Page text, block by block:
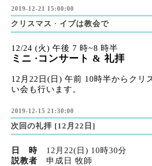
2019-12-21 15:00:00
クリスマス ∙ イブは教会で
12/24 (火) 午後 7 時~8 時半
ミニ ∙コンサート & 礼拝
12月22日(日) 午前 10時半からクリ
い会も行います。
2019-12-15 21:30:00
次回の礼拝 [12月22日]
日 時 12月22(日) 10時30分
説教者 申成日 牧師